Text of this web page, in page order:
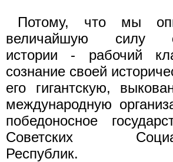
Потому, что мы
величайшую силу
истории - рабочий
сознание своей
его гигантскую,
международную
победоносное
Советских
Республик.